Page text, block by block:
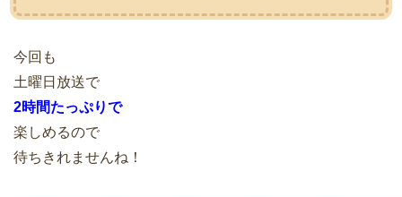
今回も
土曜日放送で
2時間たっぷりで
楽しめるので
待ちきれませんね！